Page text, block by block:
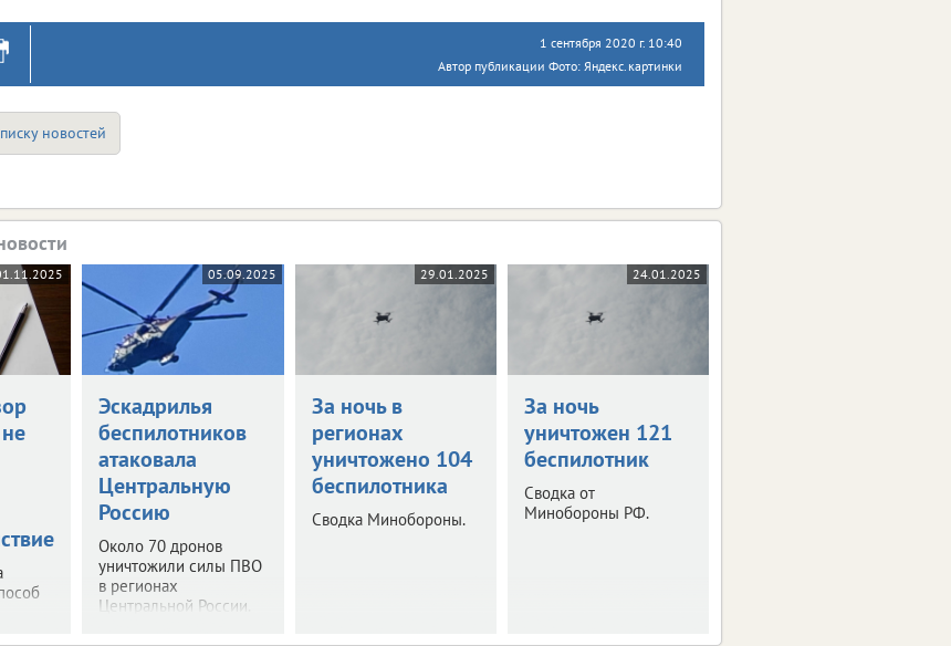
1 сентября 2020 г. 10:40
Автор публикации Фото: Яндекс.картинки
новостей
05.09.2025
Эскадрилья
беспилотников
атаковала
Центральную
Россию
Около 70 дронов
уничтожили силы ПВО
в регионах
Центральной России.
29.01.2025
За ночь в
регионах
уничтожено 104
беспилотника
Сводка Минобороны.
24.01.2025
За ночь
уничтожен 121
беспилотник
Сводка от
Минобороны РФ.